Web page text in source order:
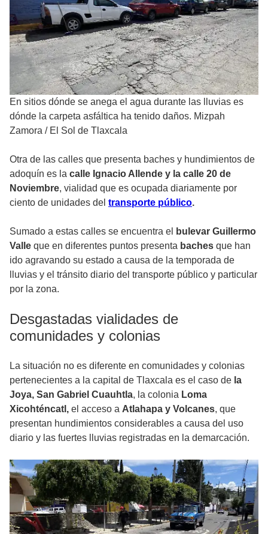
En sitios dónde se anega el agua durante las lluvias es
dónde la carpeta asfáltica ha tenido daños. Mizpah
Zamora / El Sol de Tlaxcala
Otra de las calles que presenta baches y hundimientos de
adoquín es la calle Ignacio Allende y la calle 20 de
Noviembre, vialidad que es ocupada diariamente por
ciento de unidades del transporte público.
Sumado a estas calles se encuentra el
bulevar Guillermo
Valle que en diferentes puntos presenta baches que han
ido agravando su estado a causa de la temporada de
lluvias y el tránsito diario del transporte público y particular
por la zona.
Desgastadas vialidades de
comunidades y colonias
La situación no es diferente en comunidades y colonias
pertenecientes a la capital de Tlaxcala es el caso de la
Joya, San Gabriel Cuauhtla, la colonia Loma
Xicohténcatl, el acceso a Atlahapa y Volcanes, que
presentan hundimientos considerables a causa del uso
diario y las fuertes lluvias registradas en la demarcación.